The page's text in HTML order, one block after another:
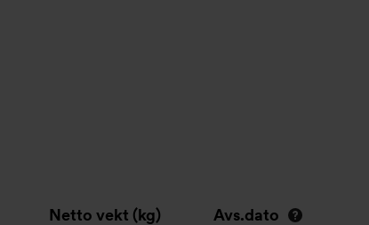
Netto vekt (kg) Avs.dato